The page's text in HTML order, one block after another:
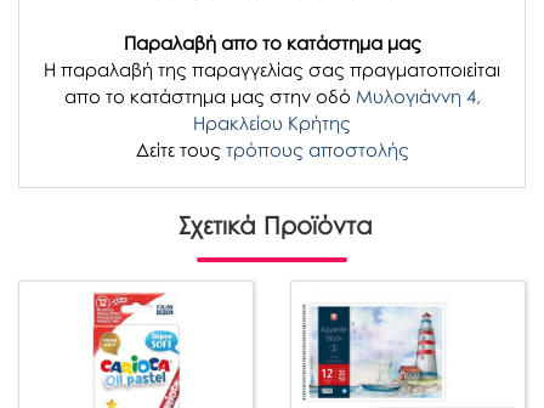
Παραλαβή απο το κατάστημα μας
H παραλαβή της παραγγελίας σας πραγματοποιείται
απο το κατάστημα μας στην οδό Μυλογιάννη 4,
Ηρακλείου Κρήτης
Δείτε τους τρόπους αποστολής
Σχετικά Προϊόντα